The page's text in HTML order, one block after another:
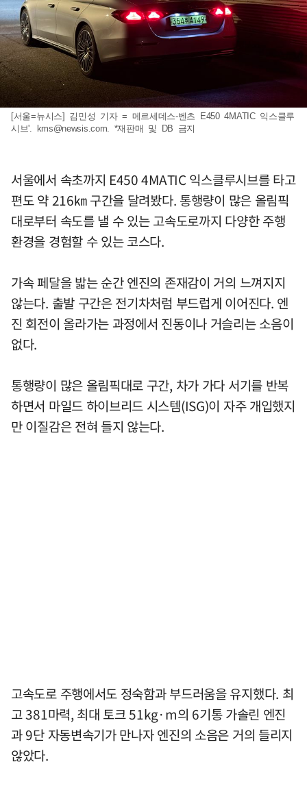
[서울=뉴시스] 김민성 기자 = 메르세데스-벤츠 E450 4MATIC 익스클루
시브'.
kms@newsis.com. *재판매 및 DB 금지
서울에서 속초까지 E450 4MATIC 익스클루시브를 타고
편도 약 216㎞ 구간을 달려봤다. 통행량이 많은 올림픽
대로부터 속도를 낼 수 있는 고속도로까지 다양한 주행
환경을 경험할 수 있는 코스다.
가속 페달을 밟는 순간 엔진의 존재감이 거의 느껴지지
않는다. 출발 구간은 전기차처럼 부드럽게 이어진다. 엔
진 회전이 올라가는 과정에서 진동이나 거슬리는 소음이
없다.
통행량이 많은 올림픽대로 구간, 차가 가다 서기를 반복
하면서 마일드 하이브리드 시스템(ISG)이 자주 개입했지
만 이질감은 전혀 들지 않는다.
고속도로 주행에서도 정숙함과 부드러움을 유지했다. 최
고 381마력, 최대 토크 51kg·m의 6기통 가솔린 엔진
과 9단 자동변속기가 만나자 엔진의 소음은 거의 들리지
않았다.